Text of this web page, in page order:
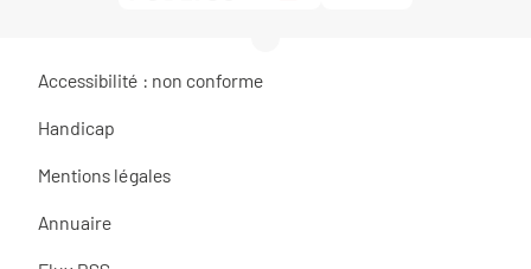
Accessibilité : non conforme
Handicap
Mentions légales
Annuaire